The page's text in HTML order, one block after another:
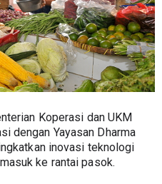
Koperasi dan UKM
dengan Yayasan Dharma
inovasi teknologi
ke rantai pasok.